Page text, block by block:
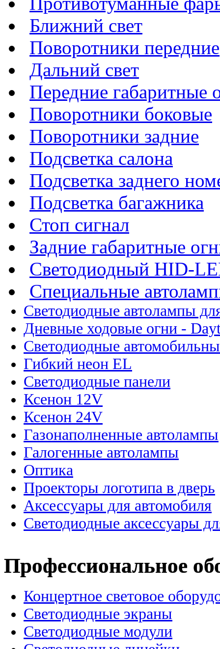
Ближний свет
Поворотники передние
Дальний свет
Передние габаритные
Поворотники боковые
Поворотники задние
Подсветка салона
Подсветка заднего
Подсветка багажника
Стоп сигнал
Задние габаритные
Светодиодный HID-
Специальные
Светодиодные автолампы
Дневные ходовые огни -
Светодиодные
Гибкий неон EL
Светодиодные панели
Ксенон 12V
Ксенон 24V
Газонаполненные автолампы
Галогенные автолампы
Оптика
Проекторы логотипа в дверь
Аксессуары для автомобиля
Светодиодные аксессуары
Профессиональное
Концертное световое
Cветодиодные экраны
Светодиодные модули